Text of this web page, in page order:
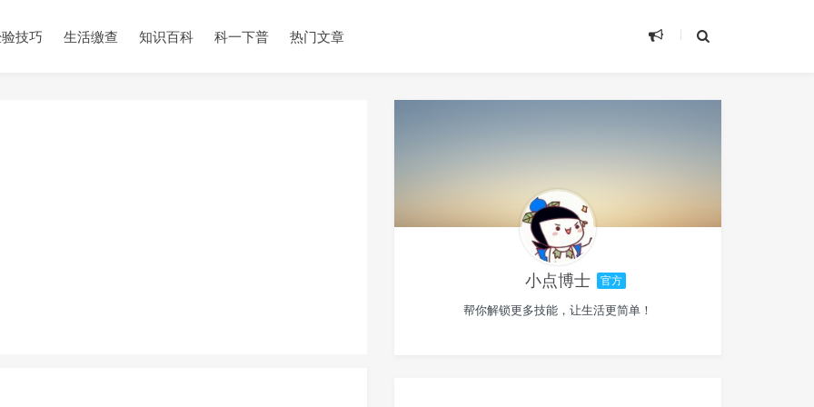
技巧 生活缴查 知识百科 科一下普 热门文章
小点博士 官方
帮你解锁更多技能，让生活更简单！